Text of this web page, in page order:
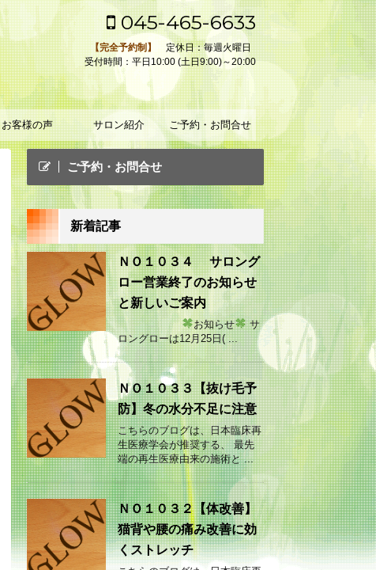
045-465-6633
【完全予約制】
定休日：毎週火曜日
受付時間：平日10:00 (土日9:00)～20:00
お客様の声 サロン紹介 ご予約・お問合せ
ご予約・お問合せ
新着記事
ＮＯ１０３４ サロング
ロー営業終了のお知らせ
と新しいご案内
お知らせ
サ
ロングローは12月25日( ...
ＮＯ１０３３【抜け毛予
防】冬の水分不足に注意
こちらのブログは、日本臨床再
生医療学会が推奨する、 最先
端の再生医療由来の施術と ...
ＮＯ１０３２【体改善】
猫背や腰の痛み改善に効
くストレッチ